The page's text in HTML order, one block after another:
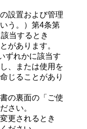
設置および管理
う。）第4条第
当するとき
があります。
ずれかに該当す
、または使用を
じることがあり
の裏面の「ご使
さい。
更されるとき